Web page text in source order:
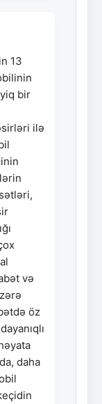
13
bir
ilə
və
öz
daha